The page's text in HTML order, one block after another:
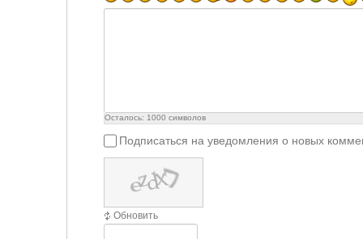
Осталось: 1000 символов
Подписаться на уведомления о новых
Обновить